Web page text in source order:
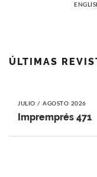
ÚLTIMAS
JULIO / AGOSTO 2026
Impremprés 471